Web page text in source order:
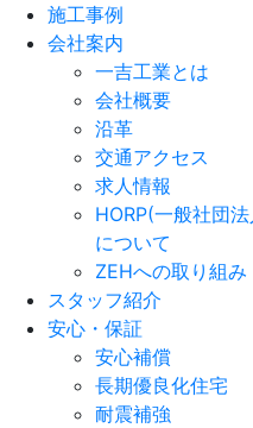
施工事例
会社案内
一吉工業とは
会社概要
沿革
交通アクセス
求人情報
HORP(一般社団
について
ZEHへの取り組み
スタッフ紹介
安心・保証
安心補償
長期優良化住宅
耐震補強